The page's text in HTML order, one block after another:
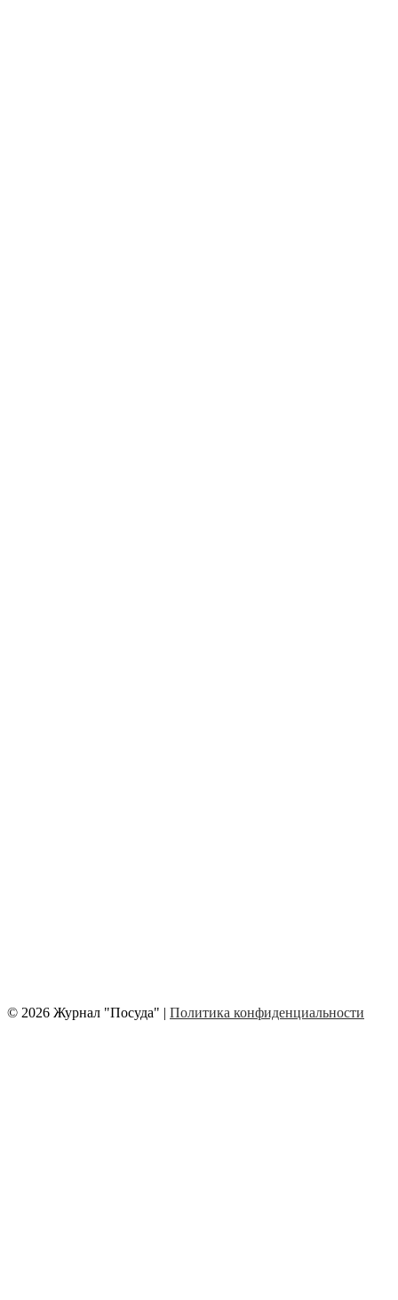
© 2026 Журнал "Посуда" | Политика конфиденциальности